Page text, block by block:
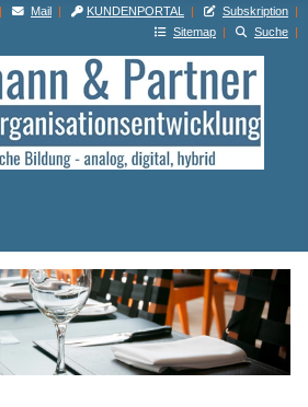
| Mail | KUNDENPORTAL | Subskription |
Sitemap | Suche |